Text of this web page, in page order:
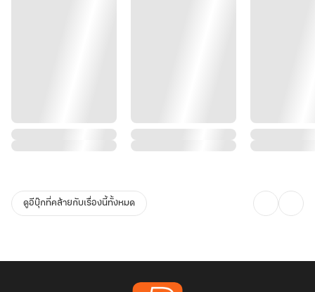
ดูอีบุ๊กที่คล้ายกับเรื่องนี้ทั้งหมด